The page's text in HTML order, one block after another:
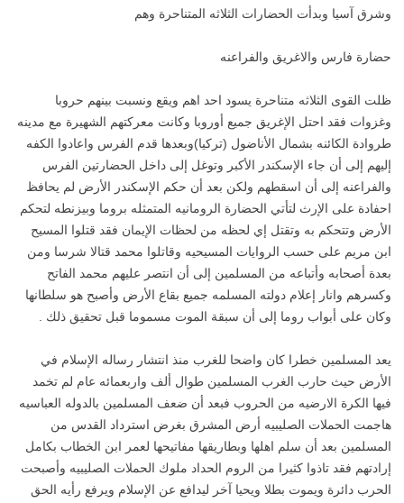
وشرق آسيا وبدأت الحضارات الثلاثه المتناحرة وهم
حضارة فارس والاغريق والفراعنه
ظلت القوى الثلاثه متناحرة يسود احد اهم ويقع ونسبت بينهم حروبا
وغزوات فقد احتل الإغريق جميع أوروبا وكانت معركتهم الشهيرة مع مدينه
طروادة الكائنه بشمال الأناضول (تركيا)وبعدها قدم الفرس واعادوا الكفه
إليهم إلى أن جاء الإسكندر الأكبر وتوغل إلى داخل الحضارتين الفرس
والفراعنه إلى أن اسقطهم ولكن بعد أن حكم الإسكندر الأرض لم يحافظ
احفادة على الإرث لتأتي الحضارة الرومانيه المتمثله بروما وبيزنطه لتحكم
الأرض وتتحكم به وتقتل إي لحظه من لحظات الإيمان فقد قتلوا المسيح
ابن مريم على حسب الروايات المسيحيه وقاتلوا محمد قتالا شرسا ومن
بعدة أصحابه وأتباعه من المسلمين إلى أن انتصر عليهم محمد الفاتح
وكسرهم وانار إعلام دولته المسلمه جميع بقاع الأرض وأصبح هو سلطانها
وكان على أبواب روما إلى أن سبقة الموت مسموما قبل تحقيق ذلك .
يعد المسلمين خطرا كان واضحا للغرب منذ انتشار رساله الإسلام في
الأرض حيث حارب الغرب المسلمين طوال ألف واربعمائه عام لم تخمد
فيها الكرة الارضيه من الحروب فبعد أن ضعف المسلمين بالدوله العباسيه
هاجمت الحملات الصليبيه أرض المشرق بغرض استرداد القدس من
المسلمين بعد أن سلم اهلها وبطاريقها مفاتيحها لعمر ابن الخطاب بكامل
إرادتهم فقد تاذوا كثيرا من الروم الحداد ملوك الحملات الصليبيه وأصبحت
الحرب دائرة ويموت بطلا ويحيا آخر ليدافع عن الإسلام ويرفع رأيه الحق